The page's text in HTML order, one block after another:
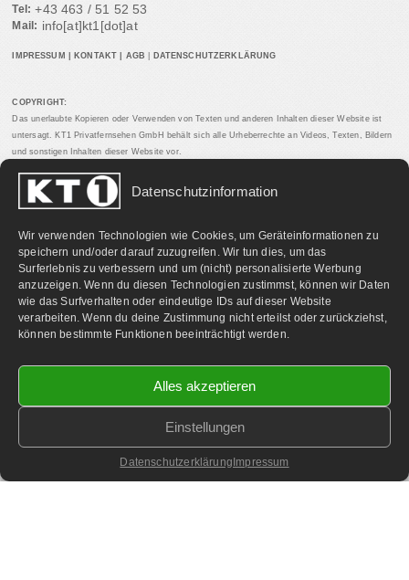
Datenschutzinformation
Wir verwenden Technologien wie Cookies, um Geräteinformationen zu
speichern und/oder darauf zuzugreifen. Wir tun dies, um das
Surferlebnis zu verbessern und um (nicht) personalisierte Werbung
anzuzeigen. Wenn du diesen Technologien zustimmst, können wir Daten
wie das Surfverhalten oder eindeutige IDs auf dieser Website
verarbeiten. Wenn du deine Zustimmung nicht erteilst oder zurückziehst,
können bestimmte Funktionen beeinträchtigt werden.
Alles akzeptieren
Einstellungen
Datenschutzerklärung Impressum
Tel: +43 463 / 51 52 53
Mail: info[at]kt1[dot]at
IMPRESSUM KONTAKT AGB DATENSCHUTZERKLÄRUNG
COPYRIGHT:
Das unerlaubte Kopieren oder Verwenden von Texten und anderen Inhalten dieser Website ist
untersagt. KT1 Privatfernsehen GmbH behält sich alle Urheberrechte an Videos, Texten, Bildern
und sonstigen Inhalten dieser Website vor.
PARTNERLINKS:
2026 KT1 Privatfernsehen - Alle Rechte vorbehalten.
Homepage & Webbetreuung DF-Media.at